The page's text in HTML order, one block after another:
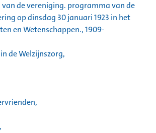
van de vereniging. programma van de
op dinsdag 30 januari 1923 in het
en Wetenschappen., 1909-
de Welzijnszorg,